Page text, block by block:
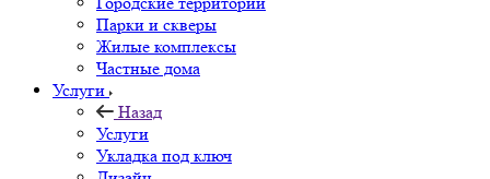
Парки и скверы
Жилые комплексы
Частные дома
Услуги
Назад
Услуги
Укладка под ключ